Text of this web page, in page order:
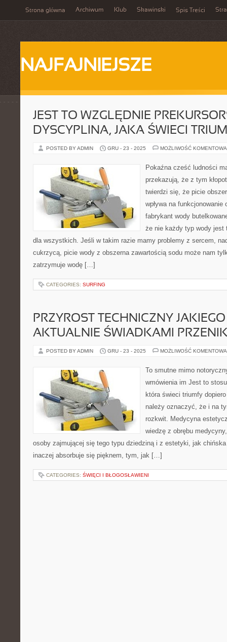
Strona główna Archiwum Klub Skawinski Spis Treści
NAJFAJNIEJSZE
JEST TO WZGLĘDNIE
DYSCYPLINA, JAKA ŚWIECI
POSTED BY ADMIN GRU - 23 - 2025 MOŻLIWOŚĆ
Pokaźna cześć ludności
przekazują, że z tym
twierdzi się, że picie
wpływa na funkcjonowanie
fabrykant wody
że nie każdy typ wody jest
dla wszystkich. Jeśli w takim razie mamy problemy z sercem,
cukrzycą, picie wody z obszerna zawartością sodu może nam
zatrzymuje wodę […]
CATEGORIES: SURFING
PRZYROST TECHNICZNY
AKTUALNIE ŚWIADKAMI
POSTED BY ADMIN GRU - 23 - 2025 MOŻLIWOŚĆ
To smutne mimo
wmówienia im Jest to
która świeci triumfy
należy oznaczyć, że i na
rozkwit. Medycyna
wiedzę z obrębu
osoby zajmującej się tego typu dziedziną i z estetyki, jak
inaczej absorbuje się pięknem, tym, jak […]
CATEGORIES: ŚWIĘCI I BŁOGOSŁAWIENI